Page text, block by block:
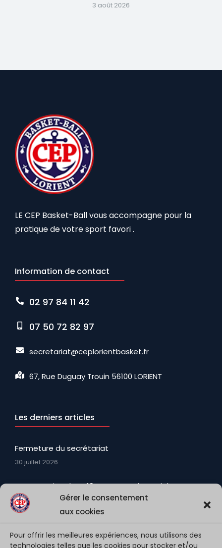
Gérer le consentement
aux cookies
Pour offrir les meilleures expériences, nous utilisons des
technologies telles que les cookies pour stocker et/ou
3 août 2026
LE CEP Basket-Ball vous accompagne pour la
pratique de votre sport favori .
Information de contact
02 97 84 11 42
07 50 72 82 97
secretariat@ceplorientbasket.fr
67, Rue Duguay Trouin 56100 LORIENT
Les derniers articles
Fermeture du secrétariat
30 juillet 2026
La promotion des U18N avec Martin, Keziah, Ewenn
et Matt (encore U18N) qui viennent renforcer
l’effectif et apporter Toute leur fougue